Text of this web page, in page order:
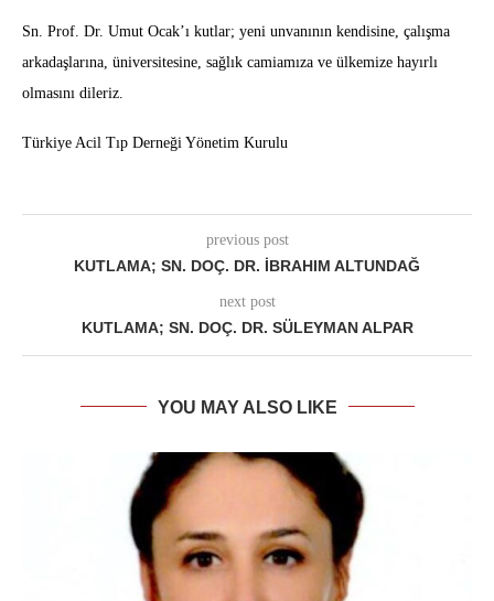
Sn. Prof. Dr. Umut Ocak’ı kutlar; yeni unvanının kendisine, çalışma
arkadaşlarına, üniversitesine, sağlık camiamıza ve ülkemize hayırlı
olmasını dileriz.
Türkiye Acil Tıp Derneği Yönetim Kurulu
previous post
KUTLAMA; SN. DOÇ. DR. İBRAHIM ALTUNDAĞ
next post
KUTLAMA; SN. DOÇ. DR. SÜLEYMAN ALPAR
YOU MAY ALSO LIKE